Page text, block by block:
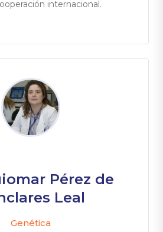
internacional.
Pérez de
Leal
Genética